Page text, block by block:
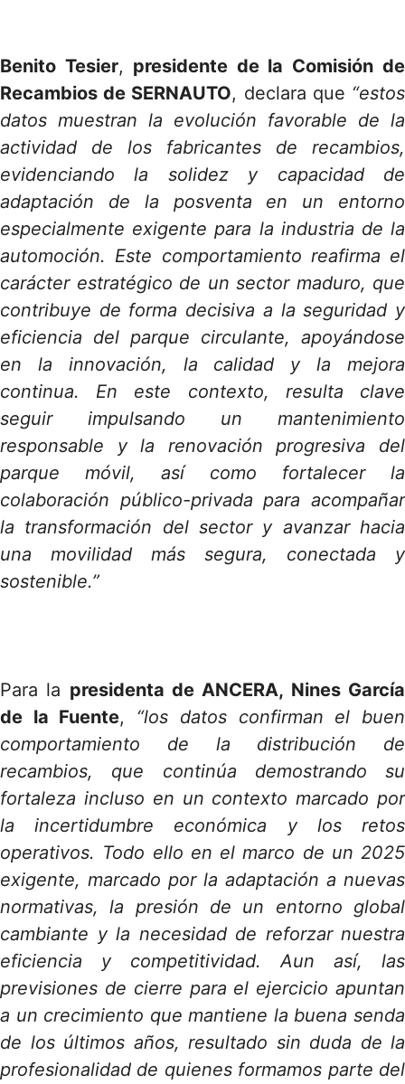
Benito Tesier, presidente de la Comisión de
Recambios de SERNAUTO, declara que “estos
datos muestran la evolución favorable de la
actividad de los fabricantes de recambios,
evidenciando la solidez y capacidad de
adaptación de la posventa en un entorno
especialmente exigente para la industria de la
automoción. Este comportamiento reafirma el
carácter estratégico de un sector maduro, que
contribuye de forma decisiva a la seguridad y
eficiencia del parque circulante, apoyándose
en la innovación, la calidad y la mejora
continua. En este contexto, resulta clave
seguir impulsando un mantenimiento
responsable y la renovación progresiva del
parque móvil, así como fortalecer la
colaboración público-privada para acompañar
la transformación del sector y avanzar hacia
una movilidad más segura, conectada y
sostenible.”
Para la presidenta de ANCERA, Nines García
de la Fuente, “los datos confirman el buen
comportamiento de la distribución de
recambios, que continúa demostrando su
fortaleza incluso en un contexto marcado por
la incertidumbre económica y los retos
operativos. Todo ello en el marco de un 2025
exigente, marcado por la adaptación a nuevas
normativas, la presión de un entorno global
cambiante y la necesidad de reforzar nuestra
eficiencia y competitividad. Aun así, las
previsiones de cierre para el ejercicio apuntan
a un crecimiento que mantiene la buena senda
de los últimos años, resultado sin duda de la
profesionalidad de quienes formamos parte del